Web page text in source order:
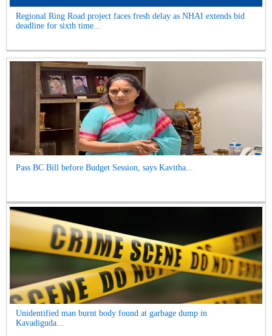
Regional Ring Road project faces fresh delay as NHAI extends bid
deadline for sixth time...
Pass BC Bill before Budget Session, says Kavitha...
Unidentified man burnt body found at garbage dump in
Kavadiguda...